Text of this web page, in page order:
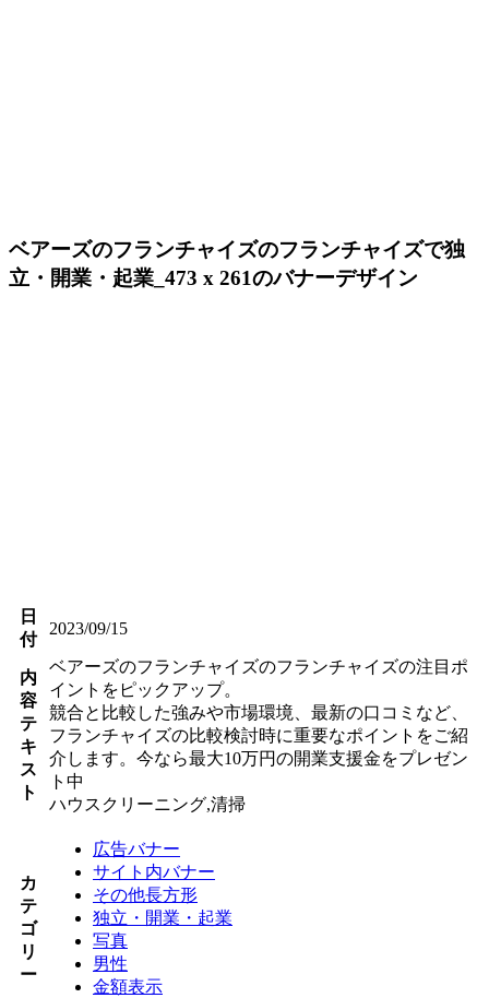
ベアーズのフランチャイズのフランチャイズで独
立・開業・起業_473 x 261のバナーデザイン
日
付
2023/09/15
内
容
テ
キ
ス
ト
ベアーズのフランチャイズのフランチャイズの注目ポ
イントをピックアップ。
競合と比較した強みや市場環境、最新の口コミなど、
フランチャイズの比較検討時に重要なポイントをご紹
介します。今なら最大10万円の開業支援金をプレゼン
ト中
ハウスクリーニング,清掃
カ
テ
ゴ
リ
ー
広告バナー
サイト内バナー
その他長方形
独立・開業・起業
写真
男性
金額表示